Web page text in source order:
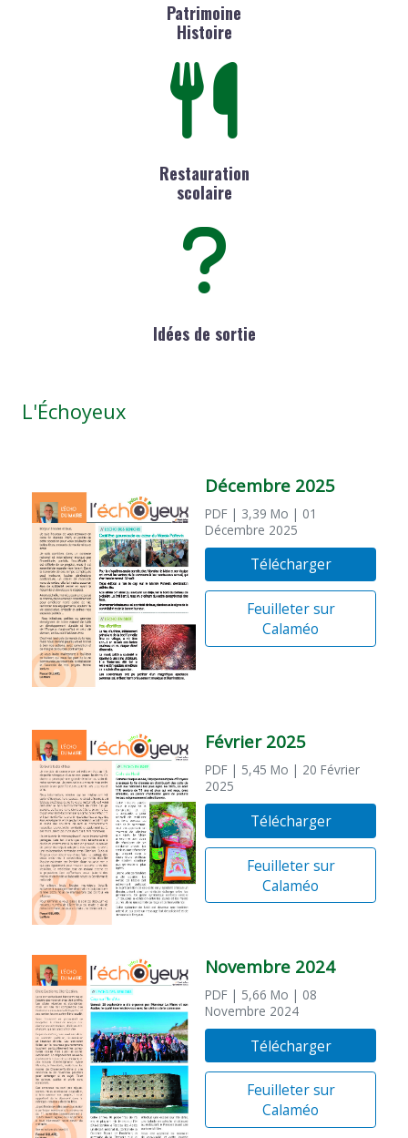
Patrimoine
Histoire
Restauration
scolaire
Idées de sortie
L'Échoyeux
Décembre 2025
PDF | 3,39 Mo | 01
Décembre 2025
Télécharger
Feuilleter sur
Calaméo
Février 2025
PDF | 5,45 Mo | 20 Février
2025
Télécharger
Feuilleter sur
Calaméo
Novembre 2024
PDF | 5,66 Mo | 08
Novembre 2024
Télécharger
Feuilleter sur
Calaméo